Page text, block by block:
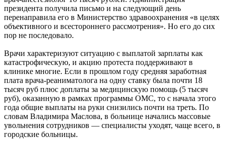
президента получила письмо и на следующий день
перенаправила его в Министерство здравоохранения «в целях
объективного и всестороннего рассмотрения». Но его до сих
пор не последовало.
Врачи характеризуют ситуацию с выплатой зарплаты как
катастрофическую, и акцию протеста поддерживают в
клинике многие. Если в прошлом году средняя заработная
плата врача-реаниматолога на одну ставку была почти 18
тысяч руб плюс доплаты за медицинскую помощь (5 тысяч
руб), оказанную в рамках программы ОМС, то с начала этого
года общие выплаты на руки снизились почти на треть. По
словам Владимира Маслова, в больнице начались массовые
увольнения сотрудников — специалисты уходят, чаще всего, в
городские больницы.